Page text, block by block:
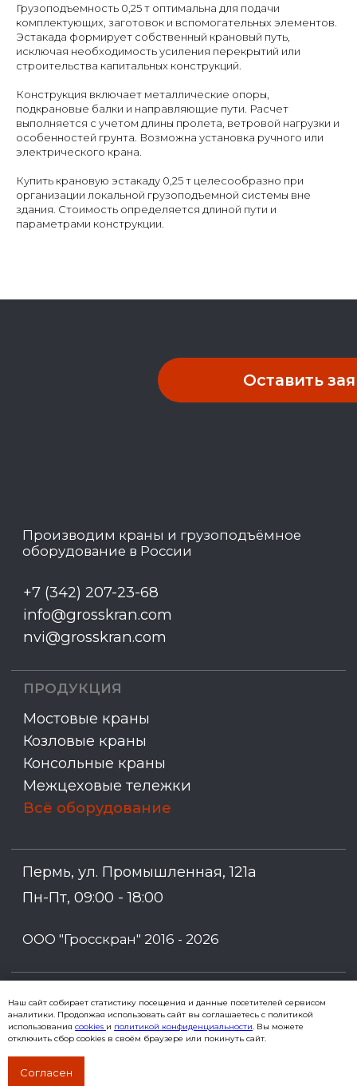
Грузоподъемность 0,25 т оптимальна для подачи
комплектующих, заготовок и вспомогательных элементов.
Эстакада формирует собственный крановый путь,
исключая необходимость усиления перекрытий или
строительства капитальных конструкций.
Конструкция включает металлические опоры,
подкрановые балки и направляющие пути. Расчет
выполняется с учетом длины пролета, ветровой нагрузки и
особенностей грунта. Возможна установка ручного или
электрического крана.
Купить крановую эстакаду 0,25 т целесообразно при
организации локальной грузоподъемной системы вне
здания. Стоимость определяется длиной пути и
параметрами конструкции.
Наш сайт собирает статистику посещения и данные посетителей сервисом
аналитики. Продолжая использовать сайт вы соглашаетесь с политикой
использования cookies и политикой конфиденциальности. Вы можете
отключить сбор cookies в своём браузере или покинуть сайт.
Согласен